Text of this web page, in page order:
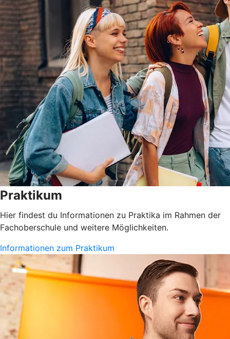
Praktikum
Hier findest du Informationen zu Praktika im Rahmen der
Fachoberschule und weitere Möglichkeiten.
Informationen zum Praktikum